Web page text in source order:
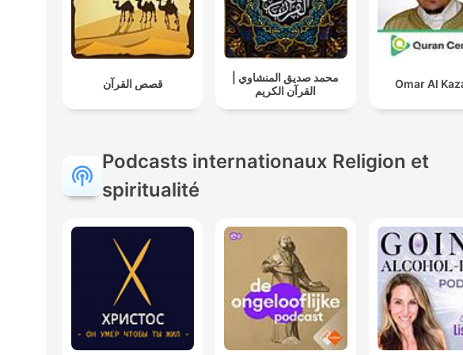
قصص القرآن
محمد صديق المنشاوي |
القرآن الكريم
Omar Al
Podcasts internationaux Religion et
spiritualité